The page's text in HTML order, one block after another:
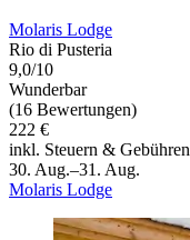
Molaris Lodge
Rio di Pusteria
9,0/10
Wunderbar
(16 Bewertungen)
222 €
inkl. Steuern & Gebühren
30. Aug.–31. Aug.
Molaris Lodge